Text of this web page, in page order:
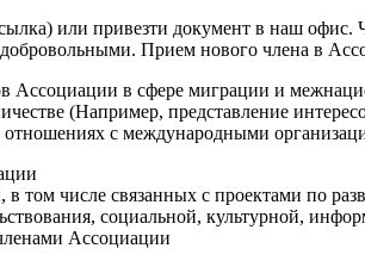
или привезти документ в наш
Прием нового члена в
Ассоциации в сфере миграции и
(Например, представление
с международными
числе связанных с проектами по
социальной, культурной,
Ассоциации